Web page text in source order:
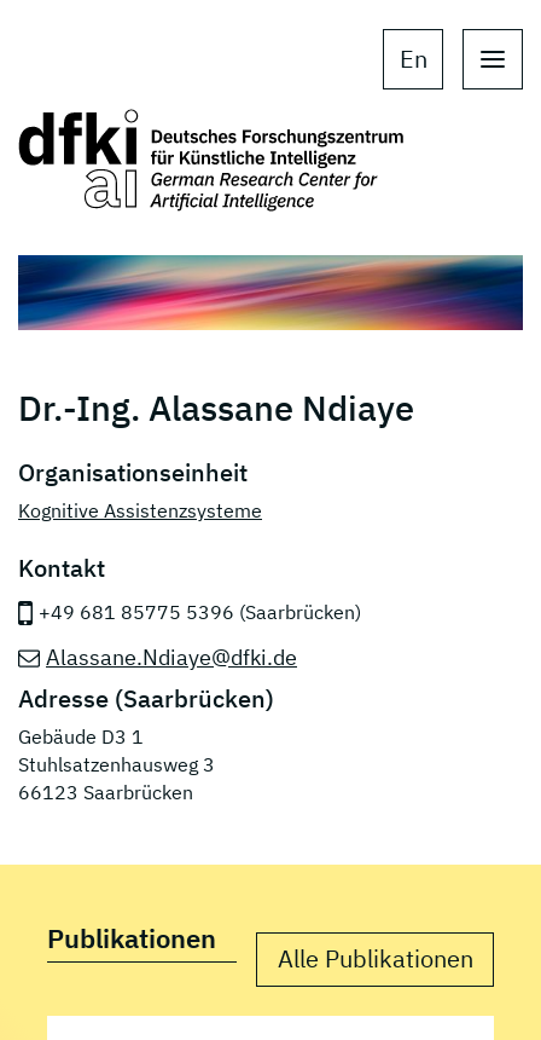
En
Dr.-Ing. Alassane Ndiaye
Organisationseinheit
Kognitive Assistenzsysteme
Kontakt
+49 681 85775 5396 (Saarbrücken)
Alassane.Ndiaye@dfki.de
Adresse (Saarbrücken)
Gebäude D3 1
Stuhlsatzenhausweg 3
66123 Saarbrücken
Publikationen
Alle Publikationen